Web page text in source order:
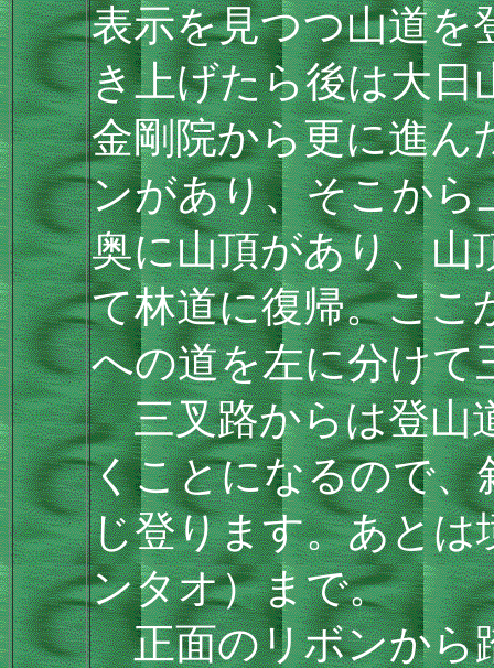
表示を見つつ山道を
き上げたら後は大日
金剛院から更に進ん
ンがあり、そこか
奥に山頂があり、山
て林道に復帰。ここ
への道を左に分けて
三叉路からは登山
くことになるので、
じ登ります。あとは
ンタオ）まで。
正面のリボンから